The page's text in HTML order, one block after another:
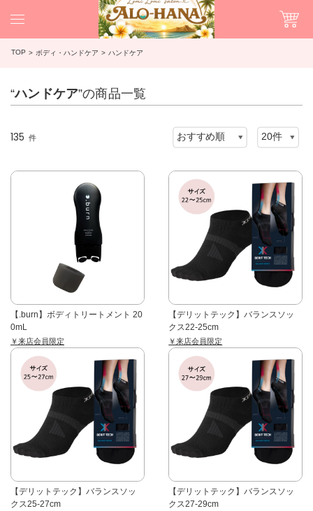
TOP ボディ・ハンドケア ハンドケア
“ハンドケア”の商品一覧
135 件
【.burn】ボディトリートメント 20
0mL
￥来店会員限定
【デリットテック】バランスソッ
クス22-25cm
￥来店会員限定
【デリットテック】バランスソッ
クス25-27cm
【デリットテック】バランスソッ
クス27-29cm